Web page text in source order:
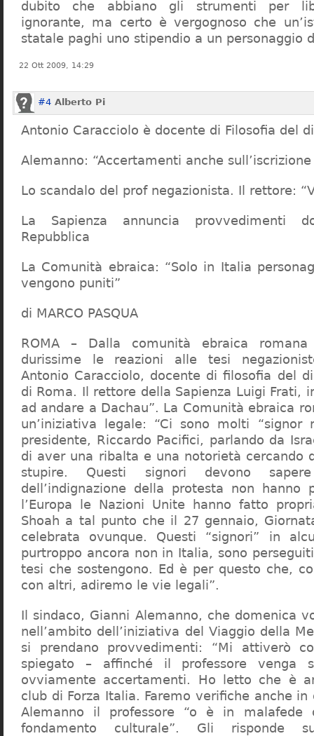
dubito che abbiano gli strumenti per
ignorante, ma certo è vergognoso che
statale paghi uno stipendio a un personaggio
22 Ott 2009, 14:29
#4 Alberto Pi
Antonio Caracciolo è docente di Filosofia del
Alemanno: “Accertamenti anche
Lo scandalo del prof negazionista. Il rettore:
La Sapienza annuncia provvedimenti
Repubblica
La Comunità ebraica: “Solo in Italia
vengono puniti”
di MARCO PASQUA
ROMA – Dalla comunità ebraica
durissime le reazioni alle tesi
Antonio Caracciolo, docente di filosofia del
di Roma. Il rettore della Sapienza Luigi Frati,
ad andare a Dachau”. La Comunità ebraica
un’iniziativa legale: “Ci sono molti “signor
presidente, Riccardo Pacifici, parlando da
di aver una ribalta e una notorietà cercando
stupire. Questi signori devono
dell’indignazione della protesta non hanno
l’Europa le Nazioni Unite hanno fatto
Shoah a tal punto che il 27 gennaio,
celebrata ovunque. Questi “signori” in
purtroppo ancora non in Italia, sono
tesi che sostengono. Ed è per questo che,
con altri, adiremo le vie legali”.
Il sindaco, Gianni Alemanno, che domenica
nell’ambito dell’iniziativa del Viaggio della
si prendano provvedimenti: “Mi attiverò
spiegato – affinché il professore venga
ovviamente accertamenti. Ho letto che è
club di Forza Italia. Faremo verifiche anche in
Alemanno il professore “o è in malafede
fondamento culturale”. Gli risponde